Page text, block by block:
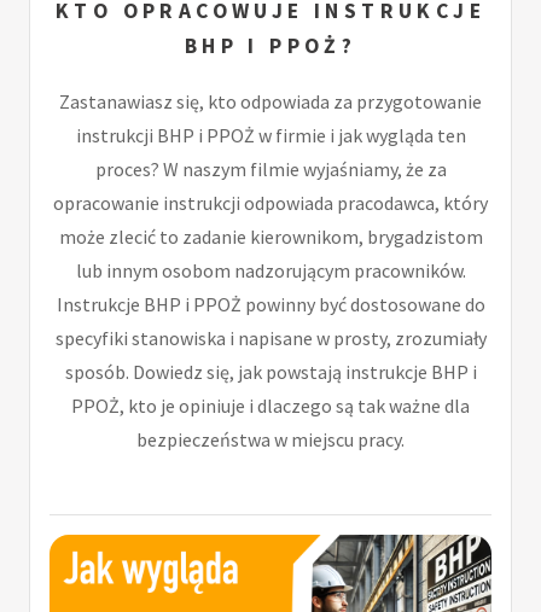
KTO OPRACOWUJE INSTRUKCJE
BHP I PPOŻ?
Zastanawiasz się, kto odpowiada za przygotowanie
instrukcji BHP i PPOŻ w firmie i jak wygląda ten
proces? W naszym filmie wyjaśniamy, że za
opracowanie instrukcji odpowiada pracodawca, który
może zlecić to zadanie kierownikom, brygadzistom
lub innym osobom nadzorującym pracowników.
Instrukcje BHP i PPOŻ powinny być dostosowane do
specyfiki stanowiska i napisane w prosty, zrozumiały
sposób. Dowiedz się, jak powstają instrukcje BHP i
PPOŻ, kto je opiniuje i dlaczego są tak ważne dla
bezpieczeństwa w miejscu pracy.